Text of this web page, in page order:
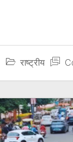
राष्ट्रीय